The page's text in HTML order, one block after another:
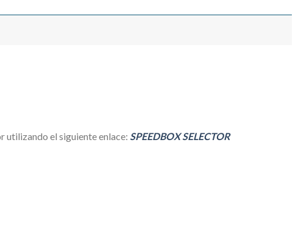
el siguiente enlace: SPEEDBOX SELECTOR